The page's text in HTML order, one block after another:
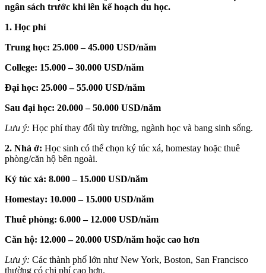
ngân sách trước khi lên kế hoạch du học.
1. Học phí
Trung học: 25.000 – 45.000 USD/năm
College: 15.000 – 30.000 USD/năm
Đại học: 25.000 – 55.000 USD/năm
Sau đại học: 20.000 – 50.000 USD/năm
Lưu ý: Học phí thay đổi tùy trường, ngành học và bang sinh sống.
2. Nhà ở: Học sinh có thể chọn ký túc xá, homestay hoặc thuê
phòng/căn hộ bên ngoài.
Ký túc xá: 8.000 – 15.000 USD/năm
Homestay: 10.000 – 15.000 USD/năm
Thuê phòng: 6.000 – 12.000 USD/năm
Căn hộ: 12.000 – 20.000 USD/năm hoặc cao hơn
Lưu ý: Các thành phố lớn như New York, Boston, San Francisco
thường có chi phí cao hơn.